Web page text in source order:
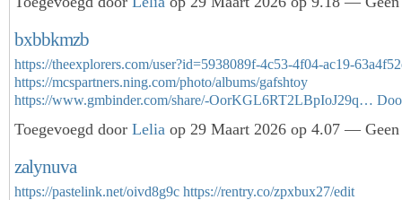
bxbbkmzb
https://theexplorers.com/user?id=5938089f-4c53-4f04-ac19-
https://mcspartners.ning.com/photo/albums/gafshtoy
https://www.gmbinder.com/share/-OorKGL6RT2LBpIoJ29q…
Toegevoegd door Lelia op 29 Maart 2026 op 4.07 — Geen
zalynuva
https://pastelink.net/oivd8g9c https://rentry.co/zpxbux27/edit